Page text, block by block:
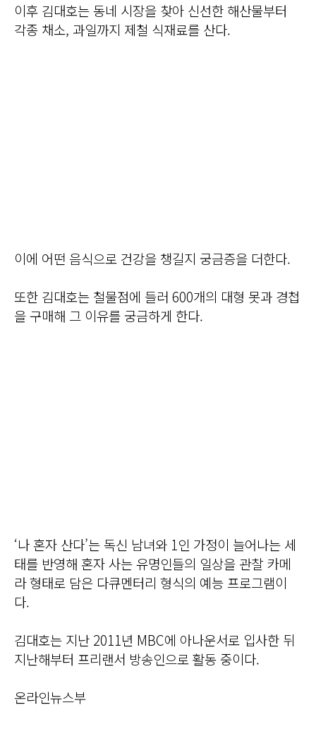
이후 김대호는 동네 시장을 찾아 신선한 해산물부터
각종 채소, 과일까지 제철 식재료를 산다.
이에 어떤 음식으로 건강을 챙길지 궁금증을 더한다.
또한 김대호는 철물점에 들러 600개의 대형 못과 경첩
을 구매해 그 이유를 궁금하게 한다.
‘나 혼자 산다’는 독신 남녀와 1인 가정이 늘어나는 세
태를 반영해 혼자 사는 유명인들의 일상을 관찰 카메
라 형태로 담은 다큐멘터리 형식의 예능 프로그램이
다.
김대호는 지난 2011년 MBC에 아나운서로 입사한 뒤
지난해부터 프리랜서 방송인으로 활동 중이다.
온라인뉴스부